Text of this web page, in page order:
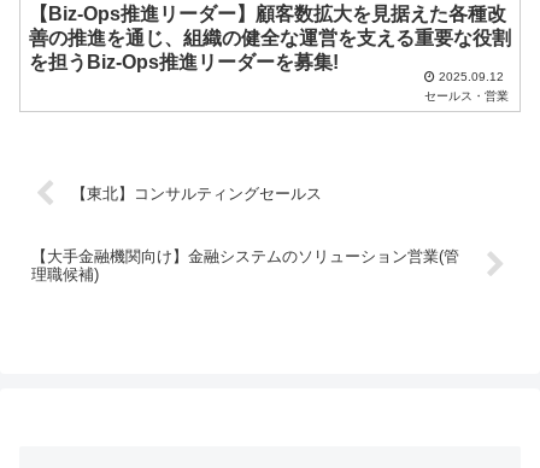
【Biz-Ops推進リーダー】顧客数拡大を見据えた各種改
善の推進を通じ、組織の健全な運営を支える重要な役割
を担うBiz-Ops推進リーダーを募集!
2025.09.12
セールス・営業
【東北】コンサルティングセールス
【大手金融機関向け】金融システムのソリューション営業(管
理職候補)